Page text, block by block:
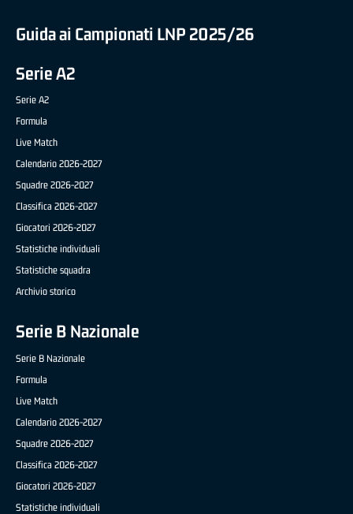
Guida ai Campionati LNP 2025/26
Serie A2
Serie A2
Formula
Live Match
Calendario 2026-2027
Squadre 2026-2027
Classifica 2026-2027
Giocatori 2026-2027
Statistiche individuali
Statistiche squadra
Archivio storico
Serie B Nazionale
Serie B Nazionale
Formula
Live Match
Calendario 2026-2027
Squadre 2026-2027
Classifica 2026-2027
Giocatori 2026-2027
Statistiche individuali